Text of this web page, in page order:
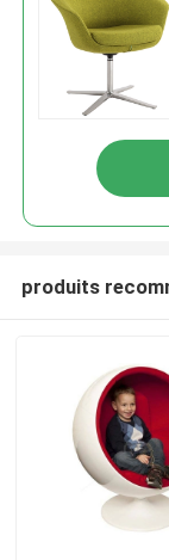
produits